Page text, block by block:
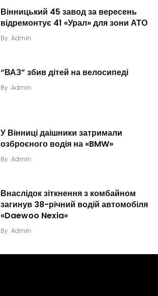
Вінницький 45 завод за вересень
відремонтує 41 «Урал» для зони АТО
By Admin
“ВАЗ” збив дітей на велосипеді
By Admin
У Вінниці даішники затримали
озброєного водія на «BMW»
By Admin
Внаслідок зіткнення з комбайном
загинув 38-річний водій автомобіля
«Daewoo Nexia»
By Admin